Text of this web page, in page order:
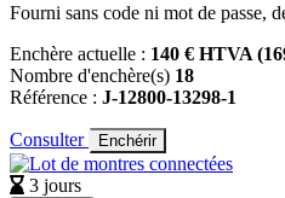
Fourni sans code ni mot de passe,
Enchère actuelle : 140 € HTVA
Nombre d'enchère(s) 18
Référence : J-12800-13298-1
Consulter Enchérir
3 jours